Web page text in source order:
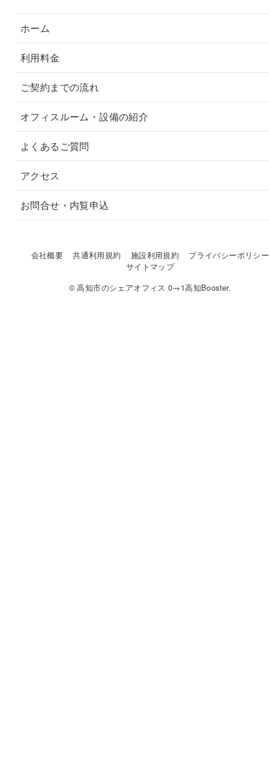
ホーム
利用料金
ご契約までの流れ
オフィスルーム・設備の紹介
よくあるご質問
アクセス
お問合せ・内覧申込
会社概要 共通利用規約 施設利用規約
プライバシーポリシー
サイトマップ
© 高知市のシェアオフィス 0→1高知Booster.